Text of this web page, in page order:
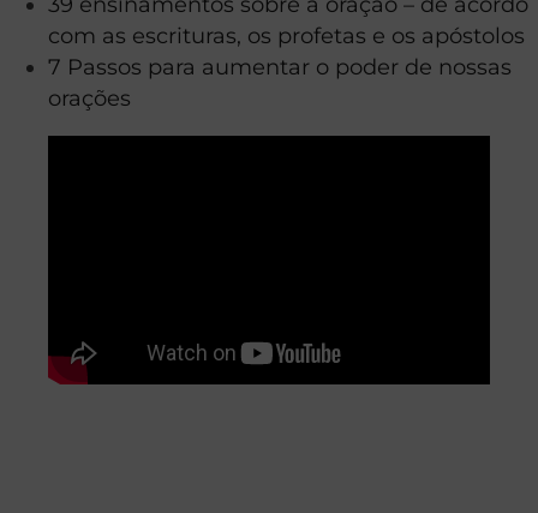
com as escrituras, os profetas e os apóstolos
7 Passos para aumentar o poder de nossas
orações